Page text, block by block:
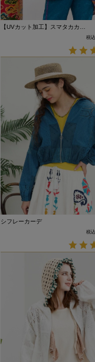
【UVカット加工】スマタカカ…
シフレーカーデ